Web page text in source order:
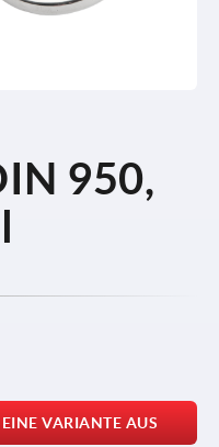
950,
VARIANTE AUS